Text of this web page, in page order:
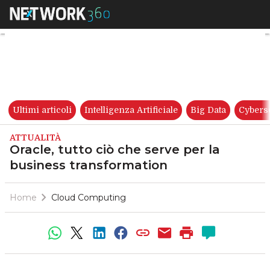
Oracle, tutto ciò che serve
Ultimi articoli Intelligenza Artificiale Big Data
ATTUALITÀ
Oracle, tutto ciò che serve per la
business transformation
Home Cloud Computing